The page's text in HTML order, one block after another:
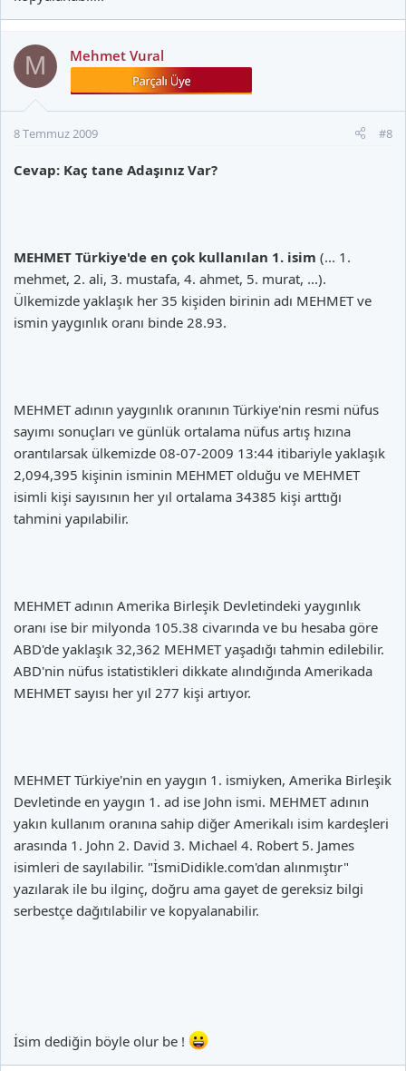
M Mehmet Vural
8 Temmuz 2009 #8
Cevap: Kaç tane Adaşınız Var?
MEHMET Türkiye'de en çok kullanılan 1. isim (... 1.
mehmet, 2. ali, 3. mustafa, 4. ahmet, 5. murat, ...).
Ülkemizde yaklaşık her 35 kişiden birinin adı MEHMET ve
ismin yaygınlık oranı binde 28.93.
MEHMET adının yaygınlık oranının Türkiye'nin resmi nüfus
sayımı sonuçları ve günlük ortalama nüfus artış hızına
orantılarsak ülkemizde 08-07-2009 13:44 itibariyle yaklaşık
2,094,395 kişinin isminin MEHMET olduğu ve MEHMET
isimli kişi sayısının her yıl ortalama 34385 kişi arttığı
tahmini yapılabilir.
MEHMET adının Amerika Birleşik Devletindeki yaygınlık
oranı ise bir milyonda 105.38 civarında ve bu hesaba göre
ABD'de yaklaşık 32,362 MEHMET yaşadığı tahmin edilebilir.
ABD'nin nüfus istatistikleri dikkate alındığında Amerikada
MEHMET sayısı her yıl 277 kişi artıyor.
MEHMET Türkiye'nin en yaygın 1. ismiyken, Amerika Birleşik
Devletinde en yaygın 1. ad ise John ismi. MEHMET adının
yakın kullanım oranına sahip diğer Amerikalı isim kardeşleri
arasında 1. John 2. David 3. Michael 4. Robert 5. James
isimleri de sayılabilir. "İsmiDidikle.com'dan alınmıştır"
yazılarak ile bu ilginç, doğru ama gayet de gereksiz bilgi
serbestçe dağıtılabilir ve kopyalanabilir.
İsim dediğin böyle olur be !